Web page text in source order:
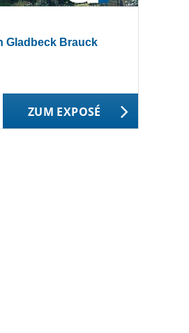
Gladbeck Brauck
ZUM EXPOSÉ